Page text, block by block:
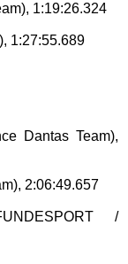
1:19:26.324
1:27:55.689
Dantas Team),
2:06:49.657
/